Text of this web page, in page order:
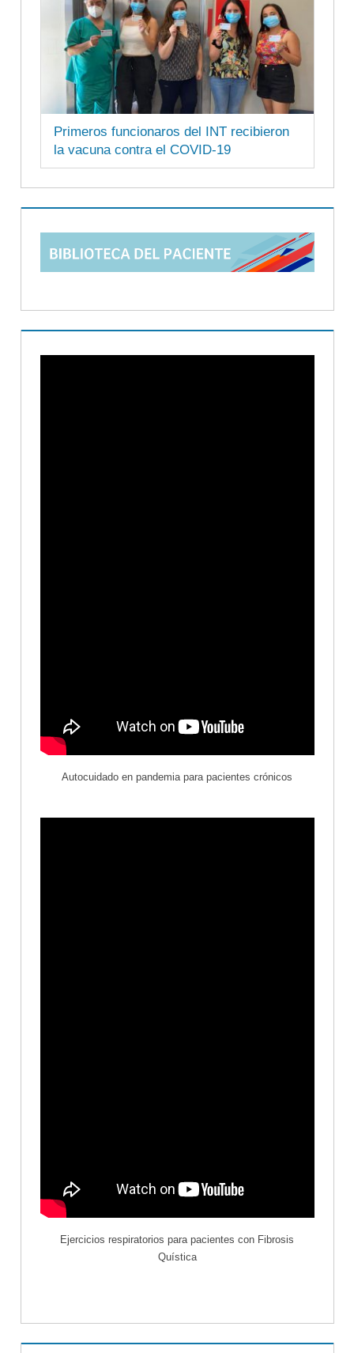
Primeros funcionaros del INT recibieron
la vacuna contra el COVID-19
Autocuidado en pandemia para pacientes crónicos
Ejercicios respiratorios para pacientes con Fibrosis
Quística